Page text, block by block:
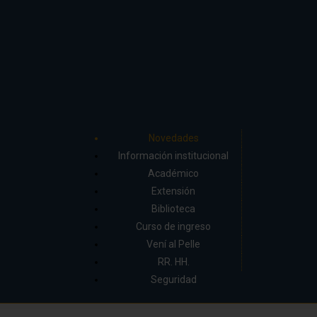
Novedades
Información institucional
Académico
Extensión
Biblioteca
Curso de ingreso
Vení al Pelle
RR. HH.
Seguridad